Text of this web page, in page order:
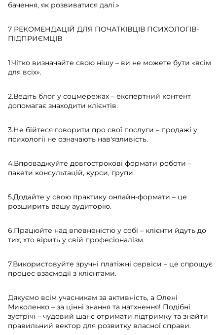
бачення, як розвиватися далі.»
7 РЕКОМЕНДАЦІЙ ДЛЯ ПОЧАТКІВЦІВ ПСИХОЛОГІВ-
ПІДПРИЄМЦІВ
1.Чітко визначайте свою нішу – ви не можете бути «всім
для всіх».
2.Ведіть блог у соцмережах – експертний контент
допомагає знаходити клієнтів.
3.Не бійтеся говорити про свої послуги – продажі у
психології не означають нав'язливість.
4.Впроваджуйте довгострокові формати роботи –
пакети консультацій, курси, групи.
5.Додайте у свою практику онлайн-формати – це
розширить вашу аудиторію.
6.Працюйте над впевненістю у собі – клієнти йдуть до
тих, хто вірить у свій професіоналізм.
7.Використовуйте зручні платіжні сервіси – це спрощує
процес взаємодії з клієнтами.
Дякуємо всім учасникам за активність, а Олені
Миколенко – за цінні знання та натхнення! Подібні
зустрічі – чудовий шанс отримати підтримку та знайти
правильний вектор для розвитку власної справи.